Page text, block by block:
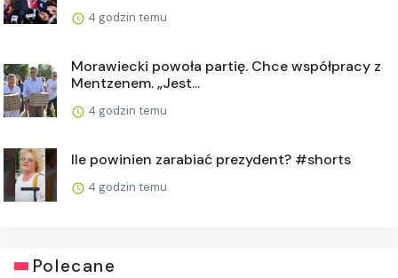
4 godzin temu
Morawiecki powoła partię. Chce współpracy z
Mentzenem. „Jest...
4 godzin temu
Ile powinien zarabiać prezydent? #shorts
4 godzin temu
Polecane